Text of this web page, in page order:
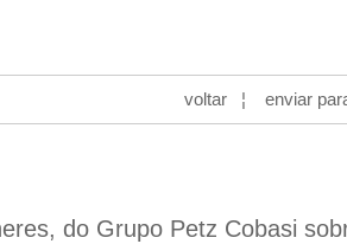
voltar ¦ enviar
do Grupo Petz Cobasi